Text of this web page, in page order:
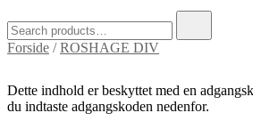
for:
Forside /ROSHAGE DIV
Dette indhold er beskyttet med en
du indtaste adgangskoden nedenfor.